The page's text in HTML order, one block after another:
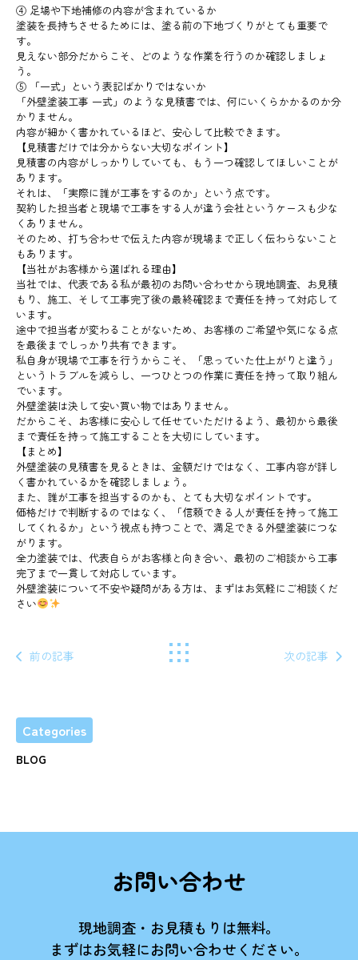
④ 足場や下地補修の内容が含まれているか
塗装を長持ちさせるためには、塗る前の下地づくりがとても重要で
す。
見えない部分だからこそ、どのような作業を行うのか確認しましょ
う。
⑤ 「一式」という表記ばかりではないか
「外壁塗装工事 一式」のような見積書では、何にいくらかかるのか分
かりません。
内容が細かく書かれているほど、安心して比較できます。
【見積書だけでは分からない大切なポイント】
見積書の内容がしっかりしていても、もう一つ確認してほしいことが
あります。
それは、「実際に誰が工事をするのか」という点です。
契約した担当者と現場で工事をする人が違う会社というケースも少な
くありません。
そのため、打ち合わせで伝えた内容が現場まで正しく伝わらないこと
もあります。
【当社がお客様から選ばれる理由】
当社では、代表である私が最初のお問い合わせから現地調査、お見積
もり、施工、そして工事完了後の最終確認まで責任を持って対応して
います。
途中で担当者が変わることがないため、お客様のご希望や気になる点
を最後までしっかり共有できます。
私自身が現場で工事を行うからこそ、「思っていた仕上がりと違う」
というトラブルを減らし、一つひとつの作業に責任を持って取り組ん
でいます。
外壁塗装は決して安い買い物ではありません。
だからこそ、お客様に安心して任せていただけるよう、最初から最後
まで責任を持って施工することを大切にしています。
【まとめ】
外壁塗装の見積書を見るときは、金額だけではなく、工事内容が詳し
く書かれているかを確認しましょう。
また、誰が工事を担当するのかも、とても大切なポイントです。
価格だけで判断するのではなく、「信頼できる人が責任を持って施工
してくれるか」という視点も持つことで、満足できる外壁塗装につな
がります。
全力塗装では、代表自らがお客様と向き合い、最初のご相談から工事
完了まで一貫して対応しています。
外壁塗装について不安や疑問がある方は、まずはお気軽にご相談くだ
さい
前の記事 次の記事
Categories
BLOG
お問い合わせ
現地調査・お見積もりは無料。
まずはお気軽にお問い合わせください。